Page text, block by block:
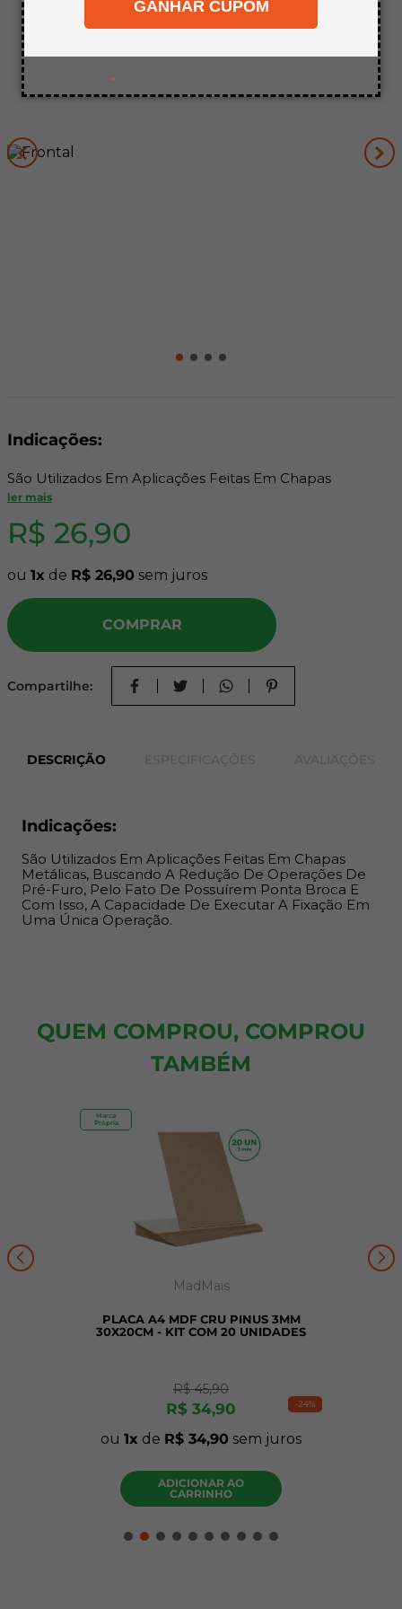
GANHAR CUPOM
.
Indicações:
São Utilizados Em Aplicações Feitas Em Chapas
Metálicas, Buscando A Redução De Operações De Pré-
Furo, Pelo Fato De Possuírem Ponta Broca E Com Isso,
A Capacidade De Executar A Fixação Em Uma Única
ler mais
R$ 26,90
ou 1 de R$ 26,90 sem juros
COMPRAR
Compartilhe:
DESCRIÇÃO
Indicações:
São Utilizados Em Aplicações Feitas Em Chapas
Metálicas, Buscando A Redução De Operações De
Pré-Furo, Pelo Fato De Possuírem Ponta Broca E
Com Isso, A Capacidade De Executar A Fixação Em
Uma Única Operação.
QUEM COMPROU, COMPROU
TAMBÉM
-24%
Marca
Própria
MadMais
PLACA A4 MDF CRU PINUS 3MM
30X20CM - KIT COM 20 UNIDADES
R$ 45,90
R$ 34,90
ou 1 de R$ 34,90 sem juros
ADICIONAR AO
CARRINHO